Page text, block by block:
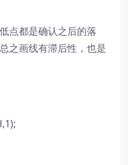
点都是确认之后的落
之画线有滞后性，也是